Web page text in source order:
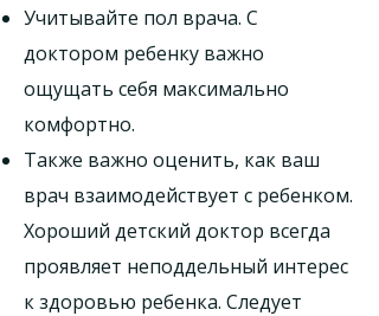
Учитывайте пол врача. С
доктором ребенку важно
ощущать себя максимально
комфортно.
Также важно оценить, как ваш
врач взаимодействует с ребенком.
Хороший детский доктор всегда
проявляет неподдельный интерес
к здоровью ребенка. Следует